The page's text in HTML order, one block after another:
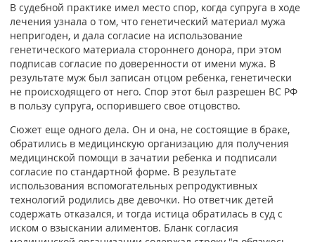
В судебной практике имел место спор, когда супруга в ходе
лечения узнала о том, что генетический материал мужа
непригоден, и дала согласие на использование
генетического материала стороннего донора, при этом
подписав согласие по доверенности от имени мужа. В
результате муж был записан отцом ребенка, генетически
не происходящего от него. Спор этот был разрешен ВС РФ
в пользу супруга, оспорившего свое отцовство.
Сюжет еще одного дела. Он и она, не состоящие в браке,
обратились в медицинскую организацию для получения
медицинской помощи в зачатии ребенка и подписали
согласие по стандартной форме. В результате
использования вспомогательных репродуктивных
технологий родились две девочки. Но ответчик детей
содержать отказался, и тогда истица обратилась в суд с
иском о взыскании алиментов. Бланк согласия